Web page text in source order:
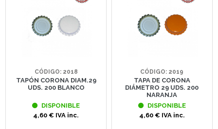
CÓDIGO: 2018
TAPÓN CORONA DIAM.29
UDS. 200 BLANCO
DISPONIBLE
4,60 € IVA inc.
CÓDIGO: 2019
TAPA DE CORONA
DIÁMETRO 29 UDS. 200
NARANJA
DISPONIBLE
4,60 € IVA inc.